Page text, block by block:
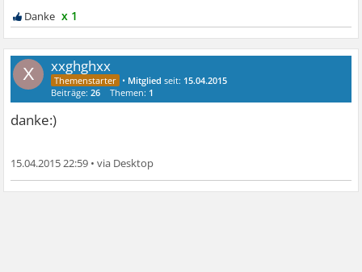
x 1
X xxghghxx
• Mitglied seit: 15.04.2015
Beiträge:26 Themen: 1
danke:)
15.04.2015 22:59 •